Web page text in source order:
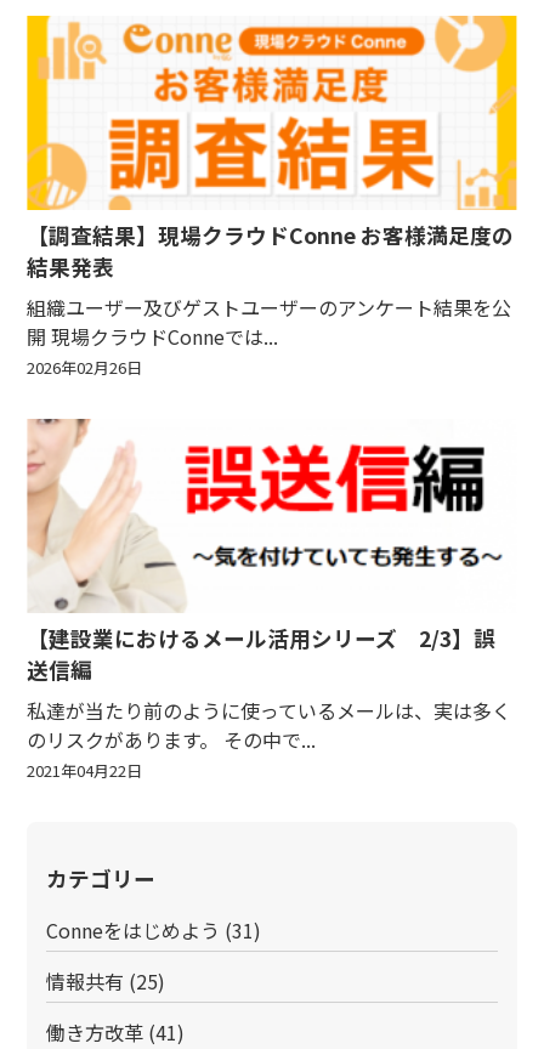
【調査結果】現場クラウドConne お客様満足度の
結果発表
組織ユーザー及びゲストユーザーのアンケート結果を公
開 現場クラウドConneでは...
2026年02月26日
【建設業におけるメール活用シリーズ 2/3】誤
送信編
私達が当たり前のように使っているメールは、実は多く
のリスクがあります。 その中で...
2021年04月22日
カテゴリー
Conneをはじめよう (31)
情報共有 (25)
働き方改革 (41)